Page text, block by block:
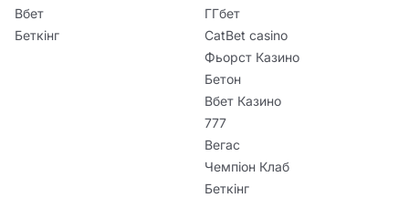
Вбет
Беткінг
ГГбет
CatBet casino
Фьорст Казино
Бетон
Вбет Казино
777
Вегас
Чемпіон Клаб
Беткінг